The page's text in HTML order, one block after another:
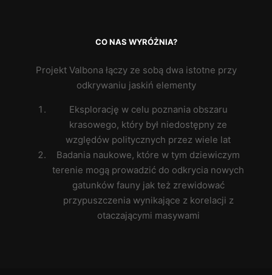
CO NAS WYRÓŻNIA?
Projekt Valbona łączy ze sobą dwa istotne przy
odkrywaniu jaskiń elementy
Eksplorację w celu poznania obszaru
krasowego, który był niedostępny ze
względów politycznych przez wiele lat
Badania naukowe, które w tym dziewiczym
terenie mogą prowadzić do odkrycia nowych
gatunków fauny jak też zrewidować
przypuszczenia wynikające z korelacji z
otaczającymi masywami